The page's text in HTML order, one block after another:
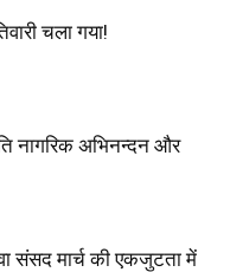
चला गया!
नागरिक अभिनन्दन और
संसद मार्च की एकजुटता में